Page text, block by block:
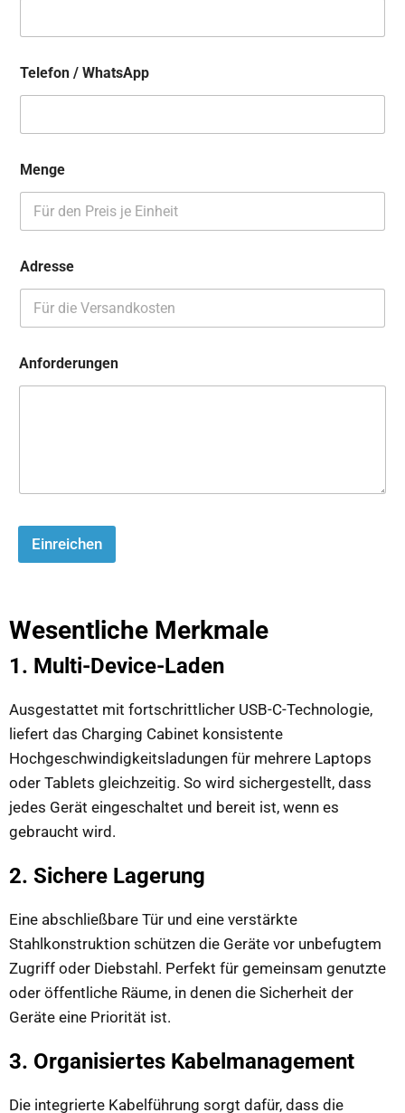
Telefon / WhatsApp
Menge
Adresse
Anforderungen
Einreichen
Wesentliche Merkmale
1. Multi-Device-Laden
Ausgestattet mit fortschrittlicher USB-C-Technologie,
liefert das Charging Cabinet konsistente
Hochgeschwindigkeitsladungen für mehrere Laptops
oder Tablets gleichzeitig. So wird sichergestellt, dass
jedes Gerät eingeschaltet und bereit ist, wenn es
gebraucht wird.
2. Sichere Lagerung
Eine abschließbare Tür und eine verstärkte
Stahlkonstruktion schützen die Geräte vor unbefugtem
Zugriff oder Diebstahl. Perfekt für gemeinsam genutzte
oder öffentliche Räume, in denen die Sicherheit der
Geräte eine Priorität ist.
3. Organisiertes Kabelmanagement
Die integrierte Kabelführung sorgt dafür, dass die